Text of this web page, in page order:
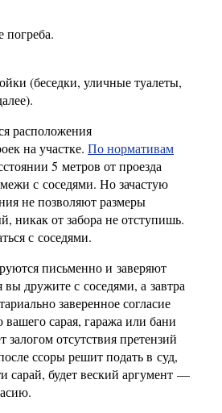
погреба.
(беседки, уличные туалеты,
расположения
на участке. По нормативам
5 метров от проезда
с соседями. Но зачастую
не позволяют размеры
никак от забора не отступишь.
с соседями.
письменно и заверяют
дружите с соседями, а завтра
заверенное согласие
вашего сарая, гаража или бани
залогом отсутствия претензий
ссоры решит подать в суд,
сарай, будет веский аргумент —